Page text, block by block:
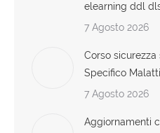
elearning ddl
7 Agosto 2026
Corso sicurezza
Specifico
7 Agosto 2026
Aggiornamenti